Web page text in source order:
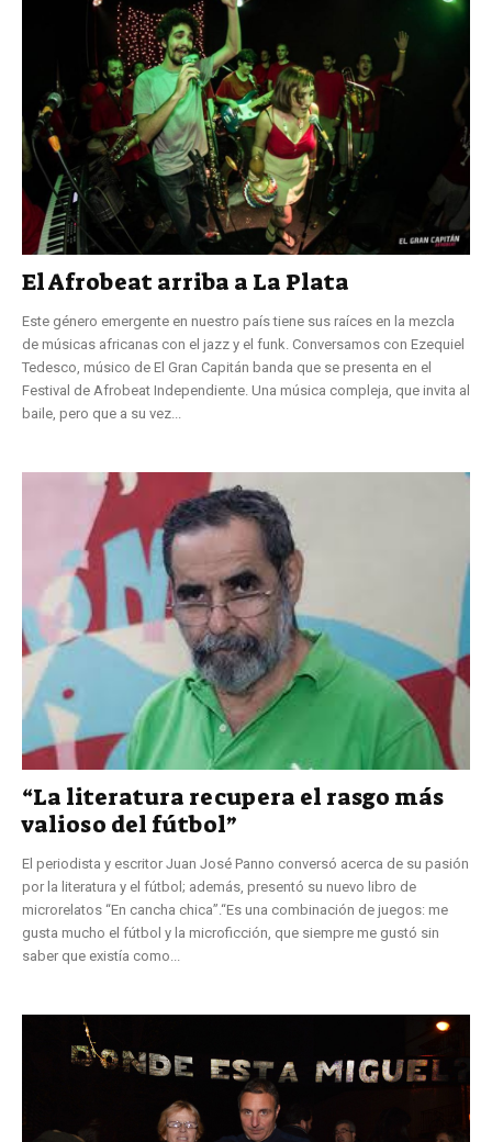
El Afrobeat arriba a La Plata
Este género emergente en nuestro país tiene sus raíces en la mezcla
de músicas africanas con el jazz y el funk. Conversamos con Ezequiel
Tedesco, músico de El Gran Capitán banda que se presenta en el
Festival de Afrobeat Independiente. Una música compleja, que invita al
baile, pero que a su vez...
“La literatura recupera el rasgo más
valioso del fútbol”
El periodista y escritor Juan José Panno conversó acerca de su pasión
por la literatura y el fútbol; además, presentó su nuevo libro de
microrelatos “En cancha chica”.“Es una combinación de juegos: me
gusta mucho el fútbol y la microficción, que siempre me gustó sin
saber que existía como...